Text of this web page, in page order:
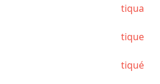
tiqua
tique
tiqué